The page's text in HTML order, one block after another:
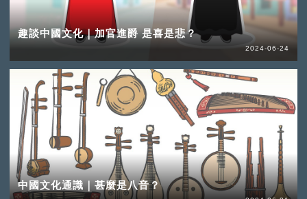
趣談中國文化｜加官進爵 是喜是悲？
2024-06-24
中國文化通識｜甚麼是八音？